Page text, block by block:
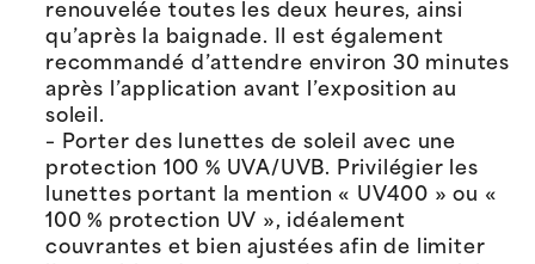
renouvelée toutes les deux heures, ainsi
qu’après la baignade. Il est également
recommandé d’attendre environ 30 minutes
après l’application avant l’exposition au
soleil.
– Porter des lunettes de soleil avec une
protection 100 % UVA/UVB. Privilégier les
lunettes portant la mention « UV400 » ou «
100 % protection UV », idéalement
couvrantes et bien ajustées afin de limiter